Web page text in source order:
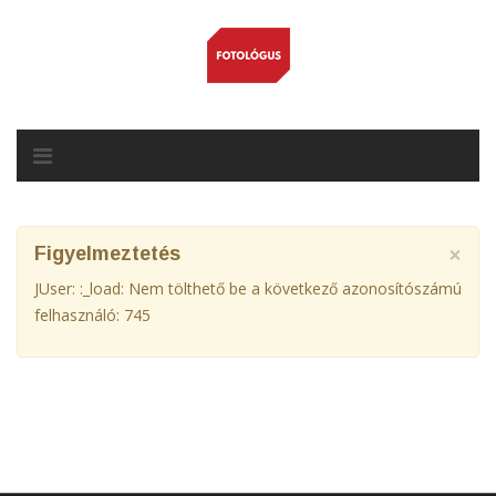
×
Figyelmeztetés
JUser: :_load: Nem tölthető be a következő azonosítószámú
felhasználó: 745